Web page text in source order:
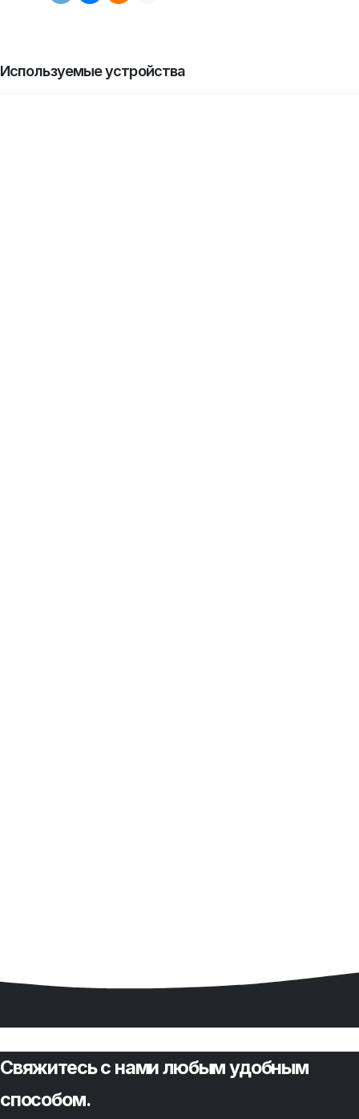
Используемые устройства
2 490₽
Свяжитесь с нами любым удобным
способом.